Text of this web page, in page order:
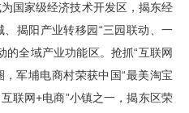
家级经济技术开发区，揭东经
揭阳产业转移园“三园联动、一
的全域产业功能区。抢抓“互联网
军埔电商村荣获中国“最美淘宝
联网+电商”小镇之一，揭东区荣